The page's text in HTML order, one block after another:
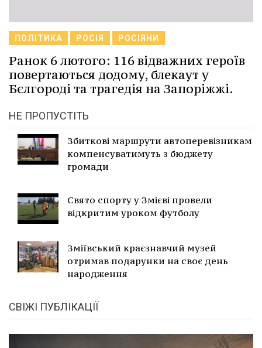
ПОЛІТИКА РОСІЯ РОСІЯНИ
Ранок 6 лютого: 116 відважних героїв
повертаються додому, блекаут у
Бєлгороді та трагедія на Запоріжжі.
НЕ ПРОПУСТІТЬ
Збиткові маршрути автоперевізникам
компенсуватимуть з бюджету
громади
Свято спорту у Змієві провели
відкритим уроком футболу
Зміївський краєзнавчий музей
отримав подарунки на своє день
народження
СВІЖІ ПУБЛІКАЦІЇ